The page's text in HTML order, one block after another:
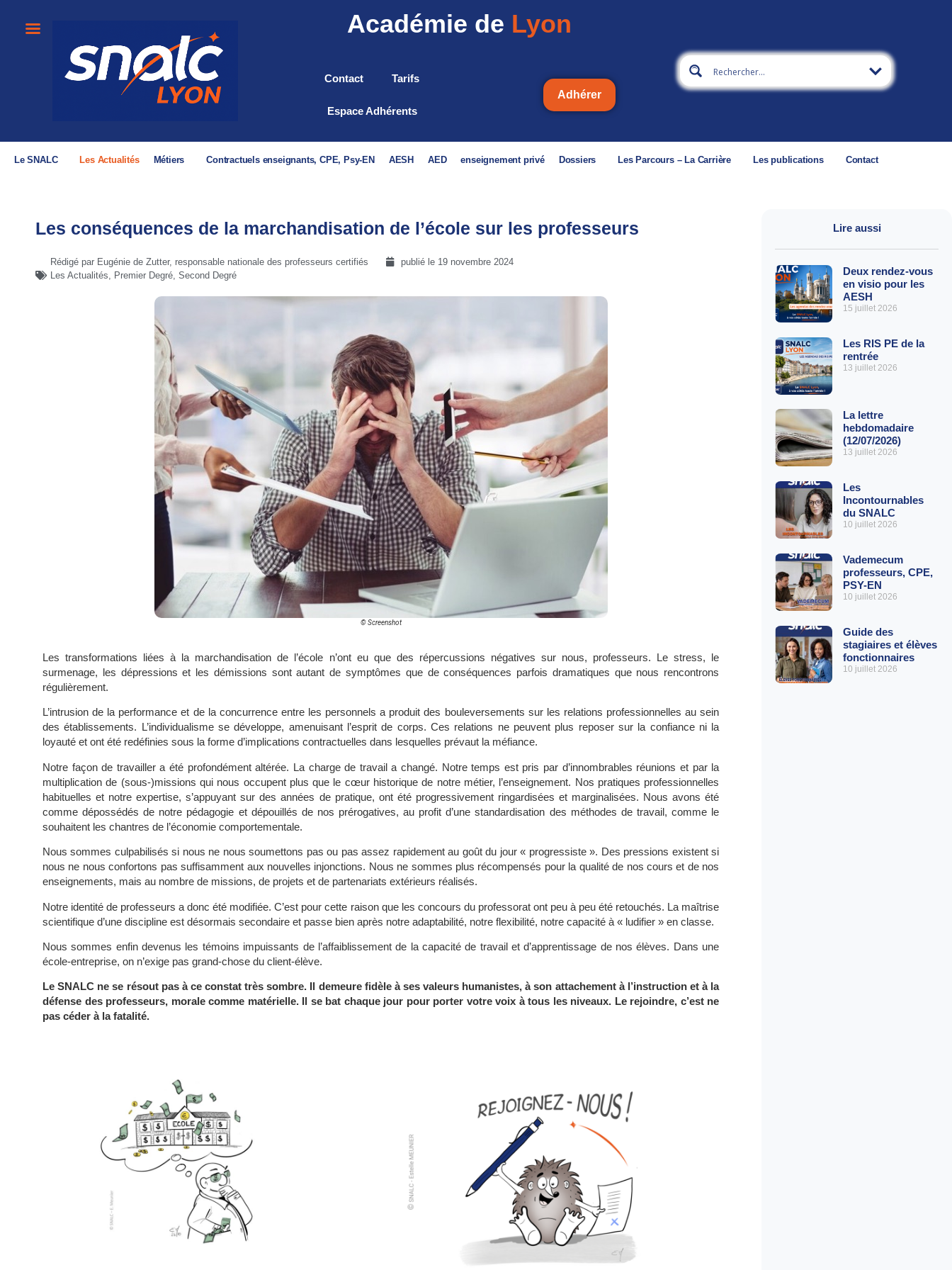
Académie de Lyon
Contact Tarifs
Espace Adhérents
Adhérer
Le SNALC Les Actualités Métiers Contractuels enseignants, CPE, Psy-EN AESH AED enseignement privé Dossiers Les Parcours – La Carrière Les publications Contact
Les conséquences de la marchandisation de l’école sur les professeurs
Rédigé par Eugénie de Zutter, responsable nationale des professeurs certifiés publié le 19 novembre 2024
Les Actualités, Premier Degré, Second Degré
© Screenshot
Les transformations liées à la marchandisation de l’école n’ont eu que des répercussions négatives sur nous, professeurs. Le stress, le
surmenage, les dépressions et les démissions sont autant de symptômes que de conséquences parfois dramatiques que nous rencontrons
régulièrement.
L’intrusion de la performance et de la concurrence entre les personnels a produit des bouleversements sur les relations professionnelles au sein
des établissements. L’individualisme se développe, amenuisant l’esprit de corps. Ces relations ne peuvent plus reposer sur la confiance ni la
loyauté et ont été redéfinies sous la forme d’implications contractuelles dans lesquelles prévaut la méfiance.
Notre façon de travailler a été profondément altérée. La charge de travail a changé. Notre temps est pris par d’innombrables réunions et par la
multiplication de (sous-)missions qui nous occupent plus que le cœur historique de notre métier, l’enseignement. Nos pratiques professionnelles
habituelles et notre expertise, s’appuyant sur des années de pratique, ont été progressivement ringardisées et marginalisées. Nous avons été
comme dépossédés de notre pédagogie et dépouillés de nos prérogatives, au profit d’une standardisation des méthodes de travail, comme le
souhaitent les chantres de l’économie comportementale.
Nous sommes culpabilisés si nous ne nous soumettons pas ou pas assez rapidement au goût du jour « progressiste ». Des pressions existent si
nous ne nous confortons pas suffisamment aux nouvelles injonctions. Nous ne sommes plus récompensés pour la qualité de nos cours et de nos
enseignements, mais au nombre de missions, de projets et de partenariats extérieurs réalisés.
Notre identité de professeurs a donc été modifiée. C’est pour cette raison que les concours du professorat ont peu à peu été retouchés. La maîtrise
scientifique d’une discipline est désormais secondaire et passe bien après notre adaptabilité, notre flexibilité, notre capacité à « ludifier » en classe.
Nous sommes enfin devenus les témoins impuissants de l’affaiblissement de la capacité de travail et d’apprentissage de nos élèves. Dans une
école-entreprise, on n’exige pas grand-chose du client-élève.
Le SNALC ne se résout pas à ce constat très sombre. Il demeure fidèle à ses valeurs humanistes, à son attachement à l’instruction et à la
défense des professeurs, morale comme matérielle. Il se bat chaque jour pour porter votre voix à tous les niveaux. Le rejoindre, c’est ne
pas céder à la fatalité.
Lire aussi
Deux rendez-vous
en visio pour les
AESH
15 juillet 2026
Les RIS PE de la
rentrée
13 juillet 2026
La lettre
hebdomadaire
(12/07/2026)
13 juillet 2026
Les
Incontournables
du SNALC
10 juillet 2026
Vademecum
professeurs, CPE,
PSY-EN
10 juillet 2026
Guide des
stagiaires et élèves
fonctionnaires
10 juillet 2026